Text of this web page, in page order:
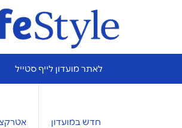
לאתר מועדון לייף סטייל
חדש במועדון